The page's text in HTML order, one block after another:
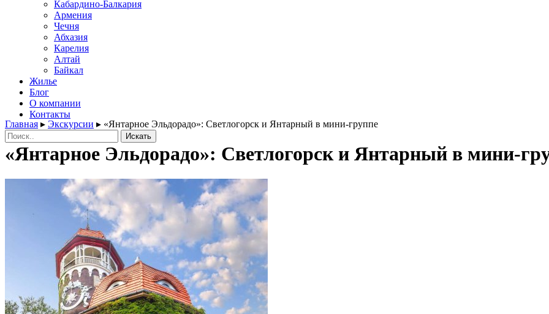
Кабардино-Балкария
Армения
Чечня
Абхазия
Карелия
Алтай
Байкал
Жилье
Блог
О компании
Контакты
Поиск:
Главная ▸ Экскурсии ▸ «Янтарное Эльдорадо»: Светлогорск и Янтарный в мини-группе
«Янтарное Эльдорадо»: Светлогорск и Янтарный в мини-